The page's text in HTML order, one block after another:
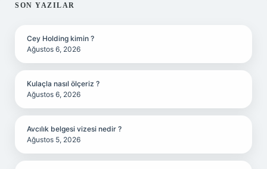
SIDEBAR
SON YAZILAR
Cey Holding kimin ?
Ağustos 6, 2026
Kulaçla nasıl ölçeriz ?
Ağustos 6, 2026
Avcılık belgesi vizesi nedir ?
Ağustos 5, 2026